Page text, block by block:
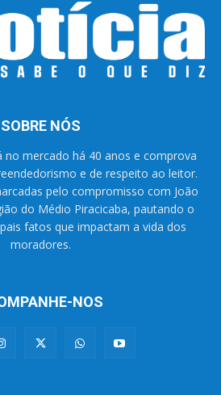
SOBRE NÓS
no mercado há 40 anos e comprova
e de respeito ao leitor.
pelo compromisso com João
do Médio Piracicaba, pautando o
fatos que impactam a vida dos
moradores.
NOS